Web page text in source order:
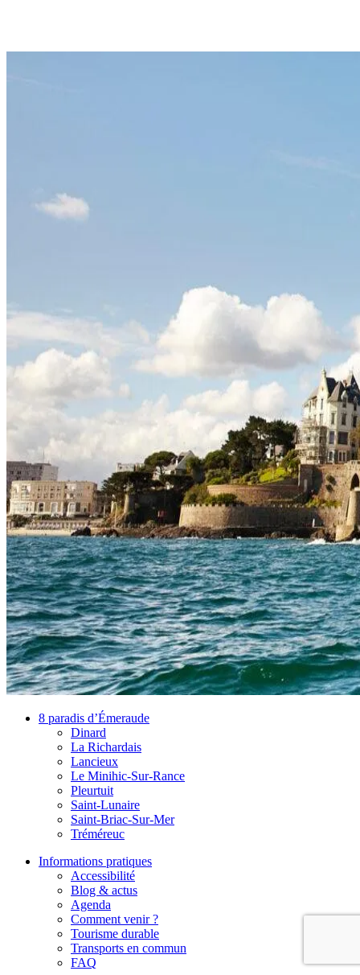
8 paradis d’Émeraude
Dinard
La Richardais
Lancieux
Le Minihic-Sur-Rance
Pleurtuit
Saint-Lunaire
Saint-Briac-Sur-Mer
Tréméreuc
Informations pratiques
Accessibilité
Blog & actus
Agenda
Comment venir ?
Tourisme durable
Transports en commun
FAQ